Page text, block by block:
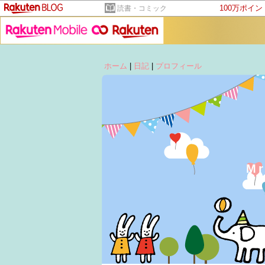
読書・コミック 100万ポイ
ホーム 日記 プロフィール